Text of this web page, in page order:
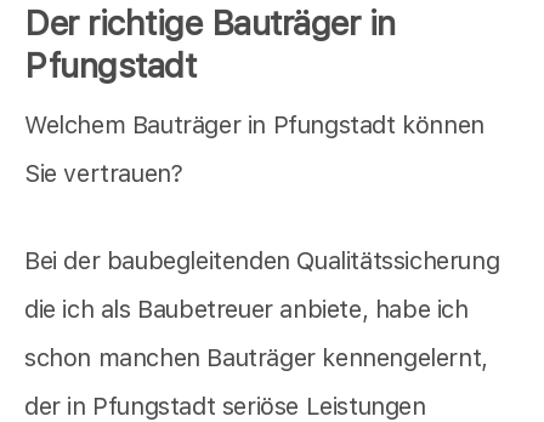
Der richtige Bauträger in
Pfungstadt
Welchem Bauträger in Pfungstadt können
Sie vertrauen?
Bei der baubegleitenden Qualitätssicherung
die ich als Baubetreuer anbiete, habe ich
schon manchen Bauträger kennengelernt,
der in Pfungstadt seriöse Leistungen